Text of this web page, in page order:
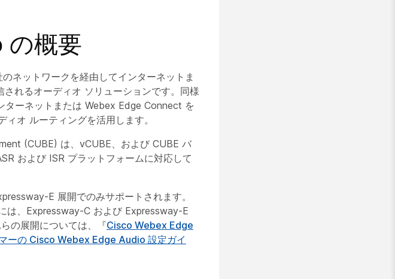
概要
ネットワークを経由してインターネットま
れるオーディオ ソリューションです。同様
ターネットまたは Webex Edge Connect を
オ ルーティングを活用します。
(CUBE) は、vCUBE、および CUBE バ
および ISR プラットフォームに対応して
E 展開でのみサポートされます。
は、Expressway-C および Expressway-E
の展開については、『Cisco Webex Edge
ーの Cisco Webex Edge Audio 設定ガイ